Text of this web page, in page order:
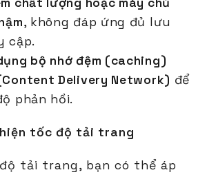
, không đáp ứng đủ lưu
cập.
bộ nhớ đệm (caching)
Delivery Network) để
phản hồi.
tốc độ tải trang
tải trang, bạn có thể áp